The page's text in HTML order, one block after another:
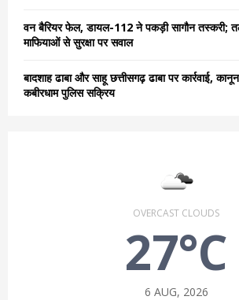
वन बैरियर फेल, डायल-112 ने पकड़ी सागौन तस्करी;
माफियाओं से सुरक्षा पर सवाल
बादशाह ढाबा और साहू छत्तीसगढ़ ढाबा पर कार्रवाई,
कबीरधाम पुलिस सक्रिय
OVERCAST CLOUDS
27°C
6 AUG, 2026